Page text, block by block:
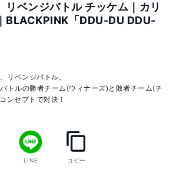
リベンジバトル チッケム｜カリ
BLACKPINK「DDU-DU DDU-
リベンジバトル。
トルの勝者チーム(ウィナーズ)と敗者チーム(チ
ンセプトで対決！
title/307-7
LINE コピー